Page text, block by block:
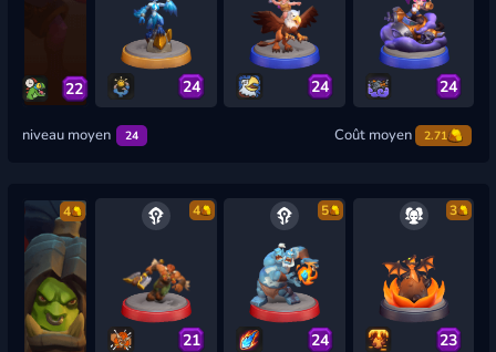
22 24 24 24
niveau moyen 24 Coût moyen 2.71
4 4
21
5
24
3
23